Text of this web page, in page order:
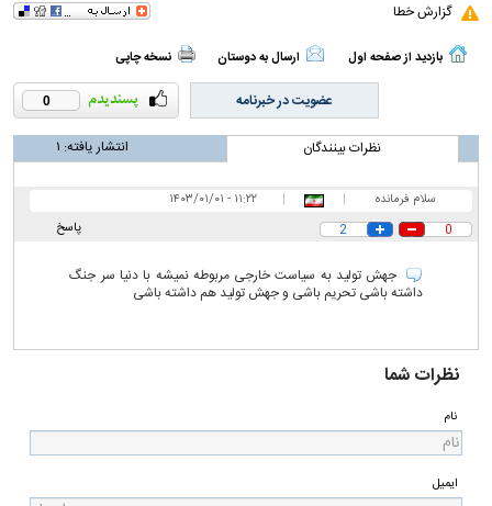
گزارش خطا
بازدید از صفحه اول ارسال به دوستان نسخه چاپی
0 عضویت در خبرنامه
نظرات بینندگان انتشار یافته: ۱
سلام فرمانده |
|
۱۱:۲۲ - ۱۴۰۳/۰۱/۰۱
پاسخ
0
2
جهش تولید به سیاست خارجی مربوطه نمیشه با دنیا سر جنگ
داشته باشی تحریم باشی و جهش تولید هم داشته باشی
نظرات شما
نام
ایمیل